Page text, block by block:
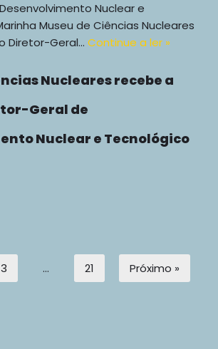
Nuclear e
Museu de Ciências Nucleares
Diretor-Geral… Continue a ler »
Nucleares recebe a
Geral de
Nuclear e Tecnológico
3 … 21 Próximo »